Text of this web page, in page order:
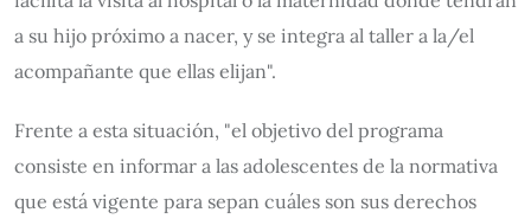
a su hijo próximo a nacer, y se integra al taller a la/el
acompañante que ellas elijan".
Frente a esta situación, "el objetivo del programa
consiste en informar a las adolescentes de la normativa
que está vigente para sepan cuáles son sus derechos